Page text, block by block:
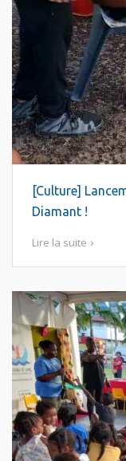
[Culture]
Diamant !
Lire la suite